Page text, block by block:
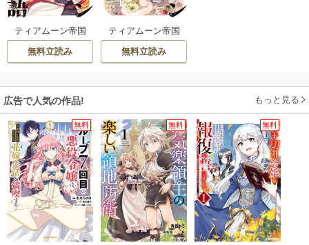
ティアムーン帝国
物語～従者たちの
お茶会～
無料立読み
ティアムーン帝国
物語
無料立読み
広告で人気の作品! もっと見る
無料 無料 無料